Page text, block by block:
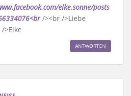
elke.sonne/posts
/><br />Liebe
>Elke
ANTWORTEN